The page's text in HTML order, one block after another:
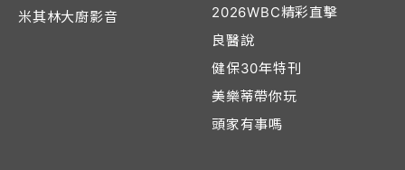
米其林大廚影音
2026WBC精彩直擊
良醫說
健保30年特刊
美樂蒂帶你玩
頭家有事嗎